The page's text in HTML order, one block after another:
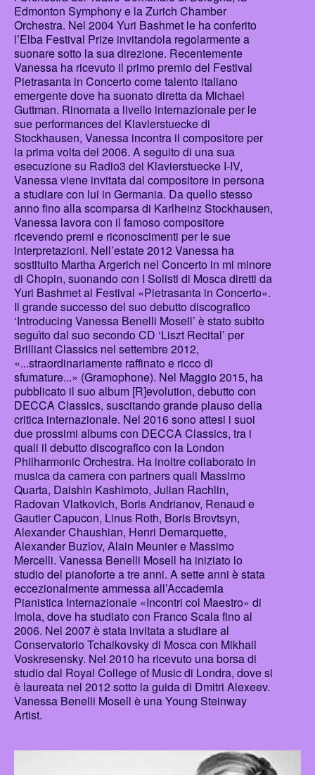
Edmonton Symphony e la Zurich Chamber
Orchestra. Nel 2004 Yuri Bashmet le ha conferito
l’Elba Festival Prize invitandola regolarmente a
suonare sotto la sua direzione. Recentemente
Vanessa ha ricevuto il primo premio del Festival
Pietrasanta in Concerto come talento italiano
emergente dove ha suonato diretta da Michael
Guttman. Rinomata a livello internazionale per le
sue performances dei Klavierstuecke di
Stockhausen, Vanessa incontra il compositore per
la prima volta del 2006. A seguito di una sua
esecuzione su Radio3 dei Klavierstuecke I-IV,
Vanessa viene invitata dal compositore in persona
a studiare con lui in Germania. Da quello stesso
anno fino alla scomparsa di Karlheinz Stockhausen,
Vanessa lavora con il famoso compositore
ricevendo premi e riconoscimenti per le sue
interpretazioni. Nell’estate 2012 Vanessa ha
sostituito Martha Argerich nel Concerto in mi minore
di Chopin, suonando con I Solisti di Mosca diretti da
Yuri Bashmet al Festival «Pietrasanta in Concerto».
Il grande successo del suo debutto discografico
‘Introducing Vanessa Benelli Mosell’ è stato subito
seguìto dal suo secondo CD ‘Liszt Recital’ per
Brilliant Classics nel settembre 2012,
«...straordinariamente raffinato e ricco di
sfumature...» (Gramophone). Nel Maggio 2015, ha
pubblicato il suo album [R]evolution, debutto con
DECCA Classics, suscitando grande plauso della
critica internazionale. Nel 2016 sono attesi i suoi
due prossimi albums con DECCA Classics, tra i
quali il debutto discografico con la London
Philharmonic Orchestra. Ha inoltre collaborato in
musica da camera con partners quali Massimo
Quarta, Daishin Kashimoto, Julian Rachlin,
Radovan Vlatkovich, Boris Andrianov, Renaud e
Gautier Capucon, Linus Roth, Boris Brovtsyn,
Alexander Chaushian, Henri Demarquette,
Alexander Buzlov, Alain Meunier e Massimo
Mercelli. Vanessa Benelli Mosell ha iniziato lo
studio del pianoforte a tre anni. A sette anni è stata
eccezionalmente ammessa all’Accademia
Pianistica Internazionale «Incontri col Maestro» di
Imola, dove ha studiato con Franco Scala fino al
2006. Nel 2007 è stata invitata a studiare al
Conservatorio Tchaikovsky di Mosca con Mikhail
Voskresensky. Nel 2010 ha ricevuto una borsa di
studio dal Royal College of Music di Londra, dove si
è laureata nel 2012 sotto la guida di Dmitri Alexeev.
Vanessa Benelli Mosell è una Young Steinway
Artist.